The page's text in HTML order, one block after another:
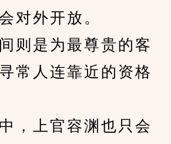
对外开放。
是为最尊贵的客
常人连靠近的资格
上官容渊也只会